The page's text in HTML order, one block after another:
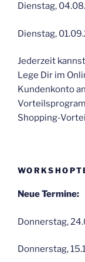
Dienstag,
Dienstag,
Jederzeit
Lege Dir im
Kundenkonto
Shopping-
Neue Termine:
Donnerstag,
Donnerstag,